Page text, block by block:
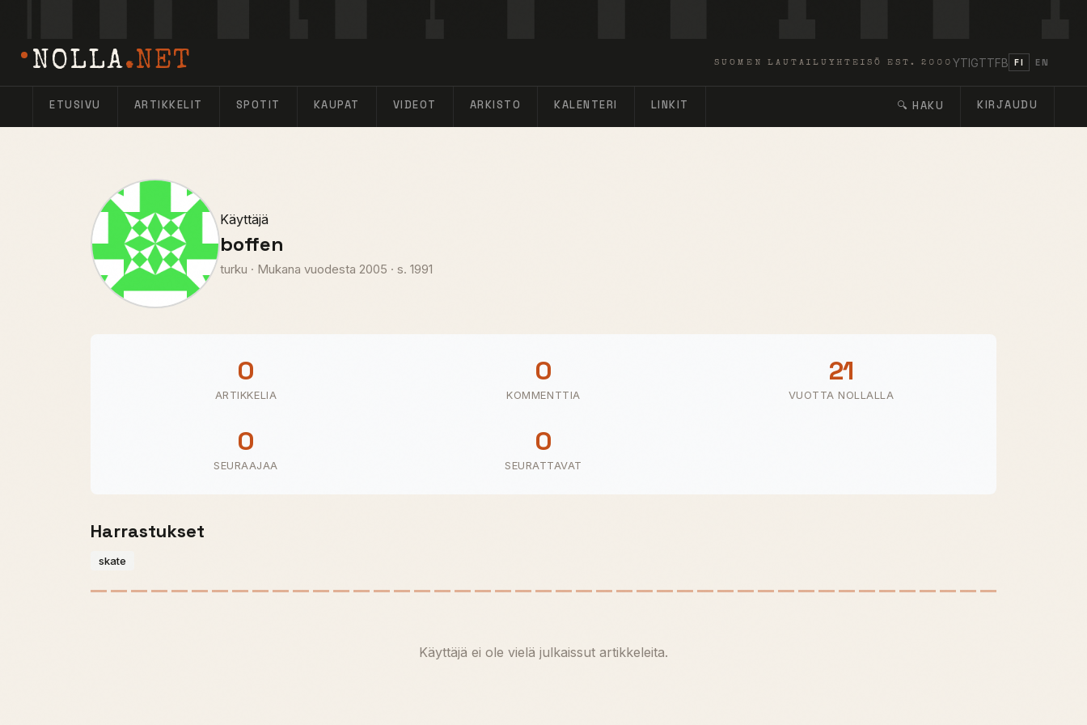
NOLLA.NET SUOMEN LAUTAILUYHTEISÖ EST. 2000 YTIGTTFB FI EN
ETUSIVU ARTIKKELIT SPOTIT KAUPAT VIDEOT ARKISTO KALENTERI LINKIT 🔍 HAKU KIRJAUDU
Käyttäjä
boffen
turku · Mukana vuodesta 2005 · s. 1991
0
ARTIKKELIA
0
KOMMENTTIA
21
VUOTTA NOLLALLA
0
SEURAAJAA
0
SEURATTAVAT
Harrastukset
skate
Käyttäjä ei ole vielä julkaissut artikkeleita.